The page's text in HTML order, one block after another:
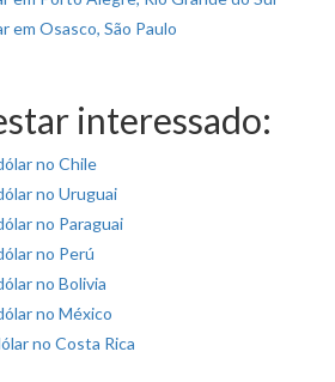
em Osasco, São Paulo
interessado:
no Chile
no Uruguai
no Paraguai
no Perú
no Bolivia
no México
no Costa Rica